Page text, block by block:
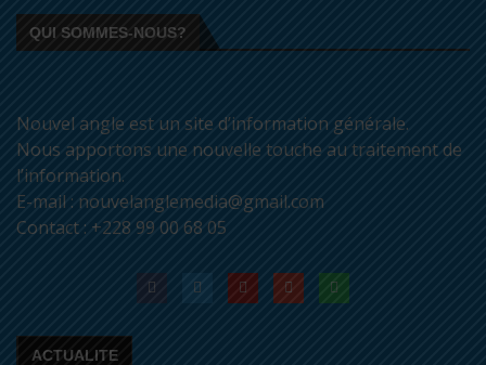
QUI SOMMES-NOUS?
Nouvel angle est un site d’information générale.
Nous apportons une nouvelle touche au traitement de
l’information.
E-mail : nouvelanglemedia@gmail.com
Contact : +228 99 00 68 05
ACTUALITE